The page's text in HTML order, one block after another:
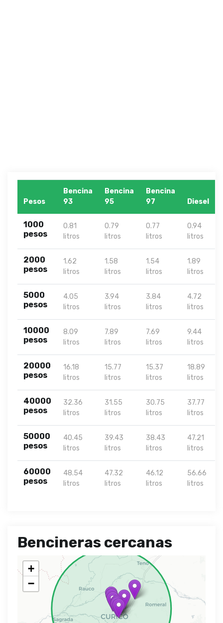
Pesos
Bencina
93
Bencina
95
Bencina
97
Diesel
1000
pesos
0.81
litros
0.79
litros
0.77
litros
0.94
litros
2000
pesos
1.62
litros
1.58
litros
1.54
litros
1.89
litros
5000
pesos
4.05
litros
3.94
litros
3.84
litros
4.72
litros
10000
pesos
8.09
litros
7.89
litros
7.69
litros
9.44
litros
20000
pesos
16.18
litros
15.77
litros
15.37
litros
18.89
litros
40000
pesos
32.36
litros
31.55
litros
30.75
litros
37.77
litros
50000
pesos
40.45
litros
39.43
litros
38.43
litros
47.21
litros
60000
pesos
48.54
litros
47.32
litros
46.12
litros
56.66
litros
Bencineras cercanas
+
−